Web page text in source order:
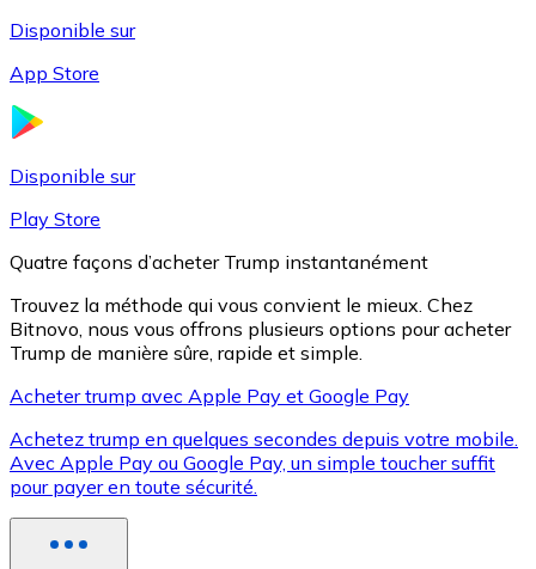
XRP
XRP
Disponible sur
App Store
Disponible sur
Play Store
Quatre façons d’acheter Trump instantanément
Trouvez la méthode qui vous convient le mieux. Chez
Bitnovo, nous vous offrons plusieurs options pour acheter
Trump de manière sûre, rapide et simple.
Acheter trump avec Apple Pay et Google Pay
Achetez trump en quelques secondes depuis votre mobile.
Avec Apple Pay ou Google Pay, un simple toucher suffit
pour payer en toute sécurité.